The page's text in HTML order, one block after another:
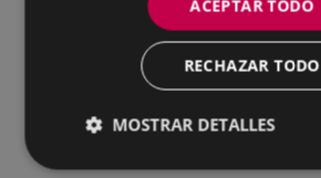
ACEPTAR TODO
RECHAZAR TODO
MOSTRAR DETALLES